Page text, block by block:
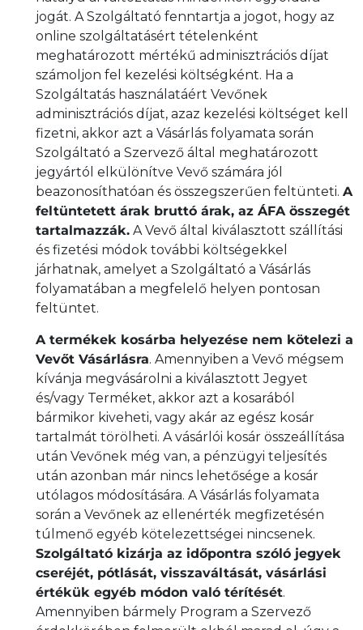
jogát. A Szolgáltató fenntartja a jogot, hogy az
online szolgáltatásért tételenként
meghatározott mértékű adminisztrációs díjat
számoljon fel kezelési költségként. Ha a
Szolgáltatás használatáért Vevőnek
adminisztrációs díjat, azaz kezelési költséget kell
fizetni, akkor azt a Vásárlás folyamata során
Szolgáltató a Szervező által meghatározott
jegyártól elkülönítve Vevő számára jól
beazonosíthatóan és összegszerűen feltünteti. A
feltüntetett árak bruttó árak, az ÁFA összegét
tartalmazzák. A Vevő által kiválasztott szállítási
és fizetési módok további költségekkel
járhatnak, amelyet a Szolgáltató a Vásárlás
folyamatában a megfelelő helyen pontosan
feltüntet.
A termékek kosárba helyezése nem kötelezi a
Vevőt Vásárlásra. Amennyiben a Vevő mégsem
kívánja megvásárolni a kiválasztott Jegyet
és/vagy Terméket, akkor azt a kosarából
bármikor kiveheti, vagy akár az egész kosár
tartalmát törölheti. A vásárlói kosár összeállítása
után Vevőnek még van, a pénzügyi teljesítés
után azonban már nincs lehetősége a kosár
utólagos módosítására. A Vásárlás folyamata
során a Vevőnek az ellenérték megfizetésén
túlmenő egyéb kötelezettségei nincsenek.
Szolgáltató kizárja az időpontra szóló jegyek
cseréjét, pótlását, visszaváltását, vásárlási
értékük egyéb módon való térítését.
Amennyiben bármely Program a Szervező